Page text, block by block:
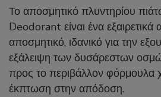
Το αποσμητικό πλυντηρίου
Deodorant είναι ένα εξαιρετικά
αποσμητικό, ιδανικό για την
εξάλειψη των δυσάρεστων
προς το περιβάλλον φόρμουλα
έκπτωση στην απόδοση.